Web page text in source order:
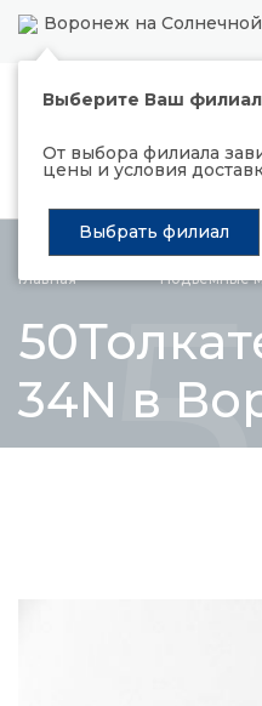
Воронеж на
Выберите Ваш филиал
От выбора филиала
цены и условия
Выбрать филиал
Распродажа
Главная Подъемные
34N в